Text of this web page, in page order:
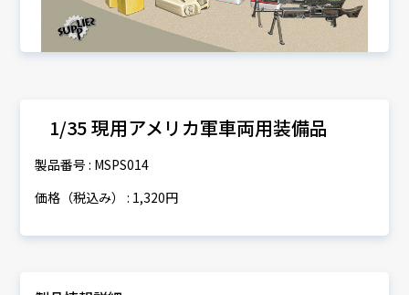
1/35 現用アメリカ軍車両用装備品
製品番号 : MSPS014
価格（税込み） : 1,320円